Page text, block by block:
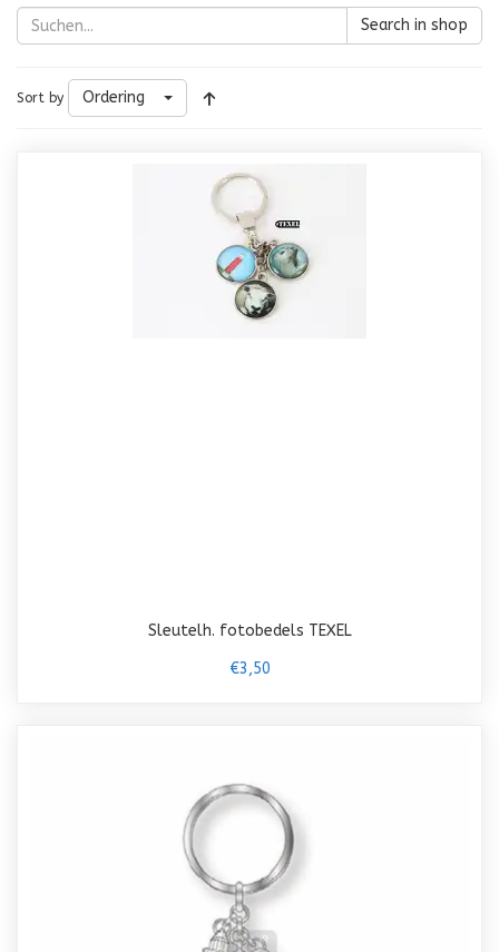
Search in shop
Sort by Ordering
Sleutelh. fotobedels TEXEL
€3,50